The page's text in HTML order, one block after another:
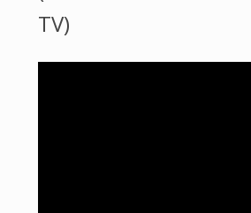
TV)